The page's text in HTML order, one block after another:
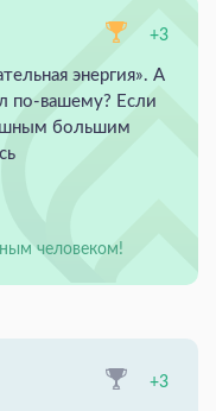
+3
энергия». А
по-вашему? Если
большим
человеком!
+3